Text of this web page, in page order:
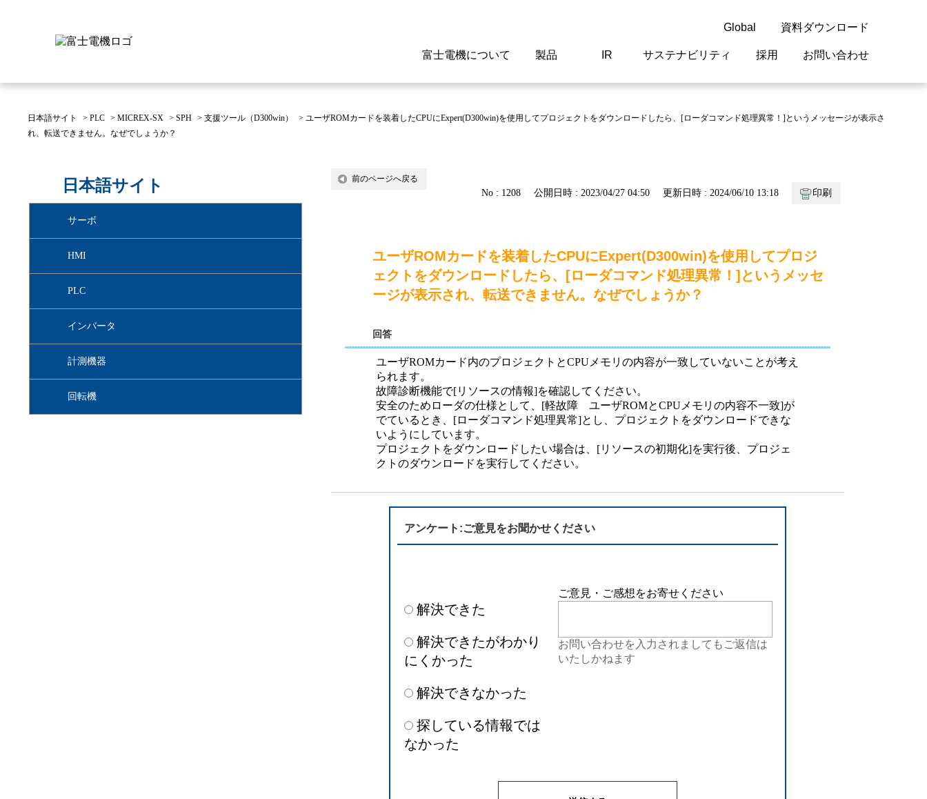
Global
閉じる
資料ダウンロード
富士電機について
富士電機について
富士電機についてのトップ
事業紹介
企業活動 研究開発
製品
製品情報
製品情報のトップへ
特高高圧 受配電設備 電源機器
監視制御システム 監視・診断システム
情報システム 保守・保全
自動販売機・店舗 ソリューション
セミナー・研修情報
IR
IR 株主・投資家情報
株主・投資家情報のトップ
株式・債券情報
サステナビリティ
サステナビリティ
サステナビリティのトップ
社会
採用
採用情報
採用情報のトップへ
キャリア採用情報
お問い合わせ
お問い合わせ
お問い合わせのトップへ
企業情報について 当ウェブサイトについて
日本語サイト > PLC > MICREX-SX > SPH > 支援ツール（D300win） > ユーザROMカードを装着したCPUにExpert(D300win)を使用してプロジェクトをダウンロードしたら、[ローダコマンド処理異常！]というメッセージが表示さ
れ、転送できません。なぜでしょうか？
日本語サイト
サーボ
HMI
PLC
インバータ
計測機器
回転機
前のページへ戻る
No : 1208 公開日時 : 2023/04/27 04:50 更新日時 : 2024/06/10 13:18 印刷
ユーザROMカードを装着したCPUにExpert(D300win)を使用してプロジ
ェクトをダウンロードしたら、[ローダコマンド処理異常！]というメッセ
ージが表示され、転送できません。なぜでしょうか？
回答
ユーザROMカード内のプロジェクトとCPUメモリの内容が一致していないことが考え
られます。
故障診断機能で[リソースの情報]を確認してください。
安全のためローダの仕様として、[軽故障 ユーザROMとCPUメモリの内容不一致]が
でているとき、[ローダコマンド処理異常]とし、プロジェクトをダウンロードできな
いようにしています。
プロジェクトをダウンロードしたい場合は、[リソースの初期化]を実行後、プロジェ
クトのダウンロードを実行してください。
アンケート:ご意見をお聞かせください
解決できた
解決できたがわかり
にくかった
解決できなかった
探している情報では
なかった
ご意見・ご感想をお寄せください
お問い合わせを入力されましてもご返信は
いたしかねます